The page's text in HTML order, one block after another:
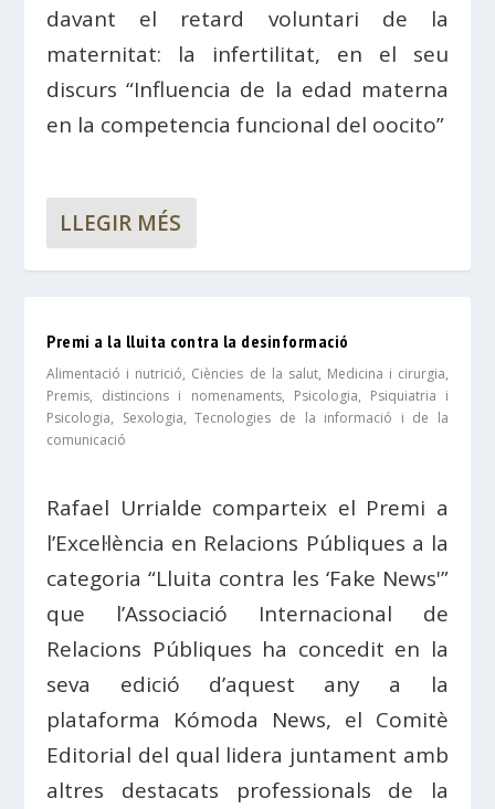
davant el retard voluntari de la
maternitat: la infertilitat, en el seu
discurs “Influencia de la edad materna
en la competencia funcional del oocito”
LLEGIR MÉS
Premi a la lluita contra la desinformació
Alimentació i nutrició, Ciències de la salut, Medicina i cirurgia,
Premis, distincions i nomenaments, Psicologia, Psiquiatria i
Psicologia, Sexologia,Tecnologies de la informació i de la
comunicació
Rafael Urrialde comparteix el Premi a
l’Excel·lència en Relacions Públiques a la
categoria “Lluita contra les ‘Fake News'”
que l’Associació Internacional de
Relacions Públiques ha concedit en la
seva edició d’aquest any a la
plataforma Kómoda News, el Comitè
Editorial del qual lidera juntament amb
altres destacats professionals de la